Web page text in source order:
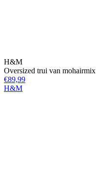
H&M
Oversized trui van mohairmix
€89,99
H&M